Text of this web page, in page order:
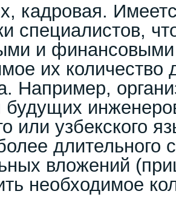
кадровая.
специалистов,
и финансовыми
их количество
Например,
будущих
или узбекского
длительного
вложений
необходимое